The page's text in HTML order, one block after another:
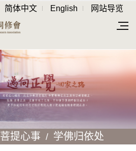
简体中文 English 网站导览
菩提心事 学佛归依处